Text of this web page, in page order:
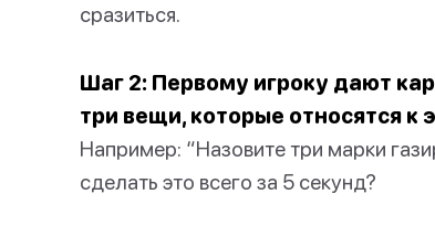
сразиться.
Шаг 2: Первому игроку дают
три вещи, которые относятся к
Например: “Назовите три марки
сделать это всего за 5 секунд?